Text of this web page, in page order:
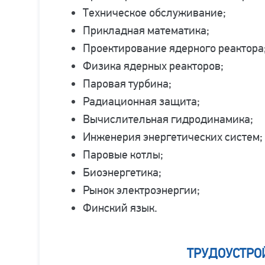
Техническое обслуживание;
Прикладная математика;
Проектирование ядерного
Физика ядерных реакторов;
Паровая турбина;
Радиационная защита;
Вычислительная гидродинамика;
Инженерия энергетических систем;
Паровые котлы;
Биоэнергетика;
Рынок электроэнергии;
Финский язык.